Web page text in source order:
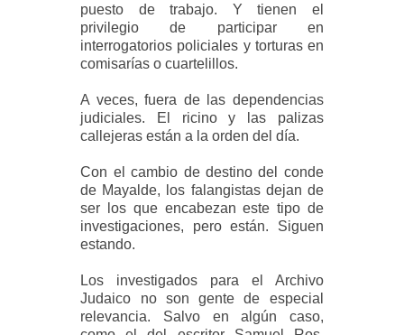
puesto de trabajo. Y tienen el
privilegio de participar en
interrogatorios policiales y torturas en
comisarías o cuartelillos.
A veces, fuera de las dependencias
judiciales. El ricino y las palizas
callejeras están a la orden del día.
Con el cambio de destino del conde
de Mayalde, los falangistas dejan de
ser los que encabezan este tipo de
investigaciones, pero están. Siguen
estando.
Los investigados para el Archivo
Judaico no son gente de especial
relevancia. Salvo en algún caso,